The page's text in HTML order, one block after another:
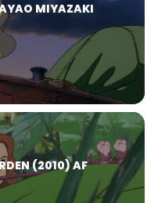
MIYAZAKI
(2010) AF